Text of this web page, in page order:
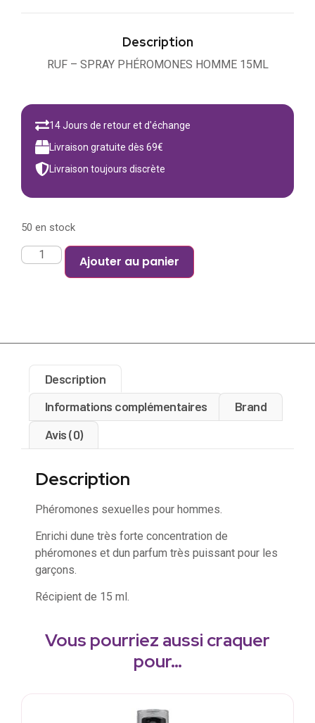
Description
RUF – SPRAY PHÉROMONES HOMME 15ML
14 Jours de retour et d'échange
Livraison gratuite dès 69€
Livraison toujours discrète
50 en stock
Ajouter au panier
Description
Informations complémentaires
Brand
Avis (0)
Description
Phéromones sexuelles pour hommes.
Enrichi dune très forte concentration de
phéromones et dun parfum très puissant pour les
garçons.
Récipient de 15 ml.
Vous pourriez aussi craquer
pour…